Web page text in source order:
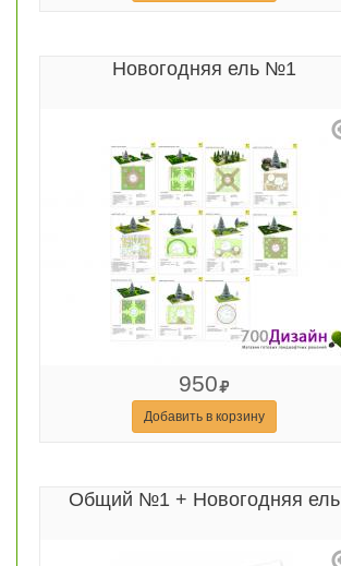
Новогодняя ель №1
950
Добавить в корзину
Общий №1 + Новогодняя ель